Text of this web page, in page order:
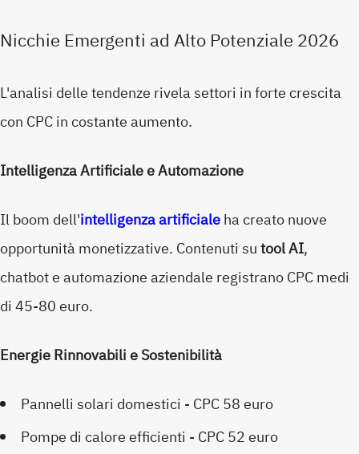
Nicchie Emergenti ad Alto Potenziale 2026
L'analisi delle tendenze rivela settori in forte crescita
con CPC in costante aumento.
Intelligenza Artificiale e Automazione
Il boom dell'intelligenza artificialeha creato nuove
opportunità monetizzative. Contenuti sutool AI,
chatbot e automazione aziendale registrano CPC medi
di 45-80 euro.
Energie Rinnovabili e Sostenibilità
Pannelli solari domestici - CPC 58 euro
Pompe di calore efficienti - CPC 52 euro